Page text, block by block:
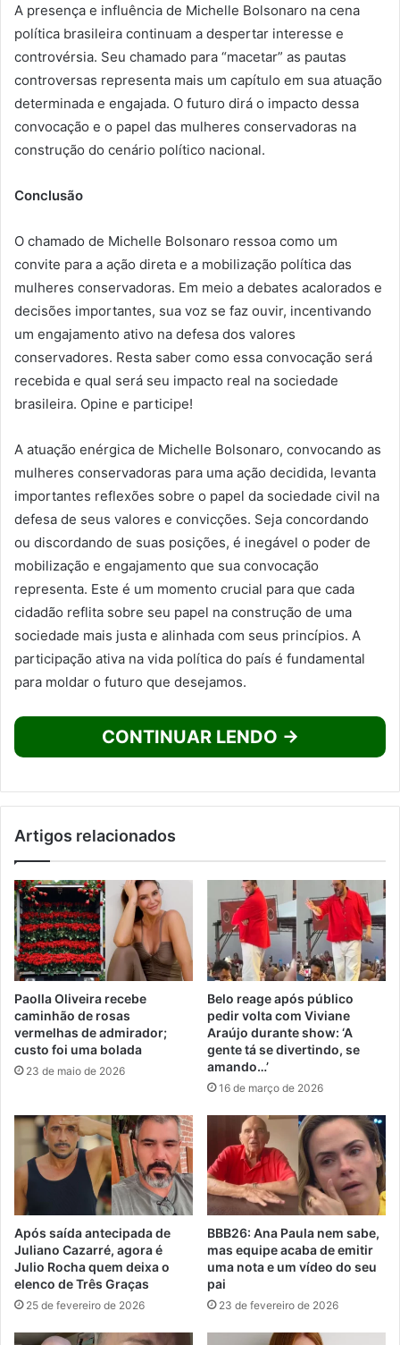
A presença e influência de Michelle Bolsonaro na cena
política brasileira continuam a despertar interesse e
controvérsia. Seu chamado para “macetar” as pautas
controversas representa mais um capítulo em sua atuação
determinada e engajada. O futuro dirá o impacto dessa
convocação e o papel das mulheres conservadoras na
construção do cenário político nacional.
Conclusão
O chamado de Michelle Bolsonaro ressoa como um
convite para a ação direta e a mobilização política das
mulheres conservadoras. Em meio a debates acalorados e
decisões importantes, sua voz se faz ouvir, incentivando
um engajamento ativo na defesa dos valores
conservadores. Resta saber como essa convocação será
recebida e qual será seu impacto real na sociedade
brasileira. Opine e participe!
A atuação enérgica de Michelle Bolsonaro, convocando as
mulheres conservadoras para uma ação decidida, levanta
importantes reflexões sobre o papel da sociedade civil na
defesa de seus valores e convicções. Seja concordando
ou discordando de suas posições, é inegável o poder de
mobilização e engajamento que sua convocação
representa. Este é um momento crucial para que cada
cidadão reflita sobre seu papel na construção de uma
sociedade mais justa e alinhada com seus princípios. A
participação ativa na vida política do país é fundamental
para moldar o futuro que desejamos.
CONTINUAR LENDO →
Artigos relacionados
Paolla Oliveira recebe
caminhão de rosas
vermelhas de admirador;
custo foi uma bolada
23 de maio de 2026
Belo reage após público
pedir volta com Viviane
Araújo durante show: ‘A
gente tá se divertindo, se
amando…’
16 de março de 2026
Após saída antecipada de
Juliano Cazarré, agora é
Julio Rocha quem deixa o
elenco de Três Graças
25 de fevereiro de 2026
BBB26: Ana Paula nem sabe,
mas equipe acaba de emitir
uma nota e um vídeo do seu
pai
23 de fevereiro de 2026